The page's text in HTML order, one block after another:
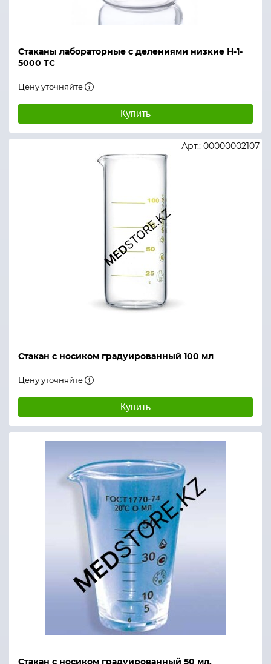
Стаканы лабораторные с делениями низкие Н-1-
5000 ТС
Цену уточняйте
Купить
Стакан с носиком градуированный 100 мл
Арт.: 00000002107
Цену уточняйте
Купить
Стакан с носиком градуированный 50 мл.